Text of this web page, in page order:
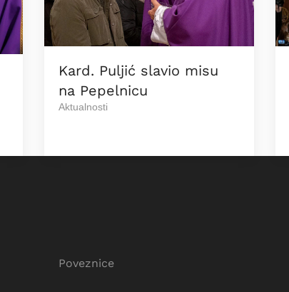
Kard. Puljić slavio misu
na Pepelnicu
Aktualnosti
Poveznice